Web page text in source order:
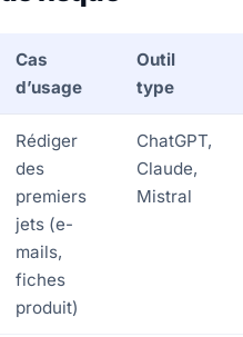
Cas
d’usage
Outil
type
Rédiger
des
premiers
jets (e-
mails,
fiches
produit)
ChatGPT,
Claude,
Mistral